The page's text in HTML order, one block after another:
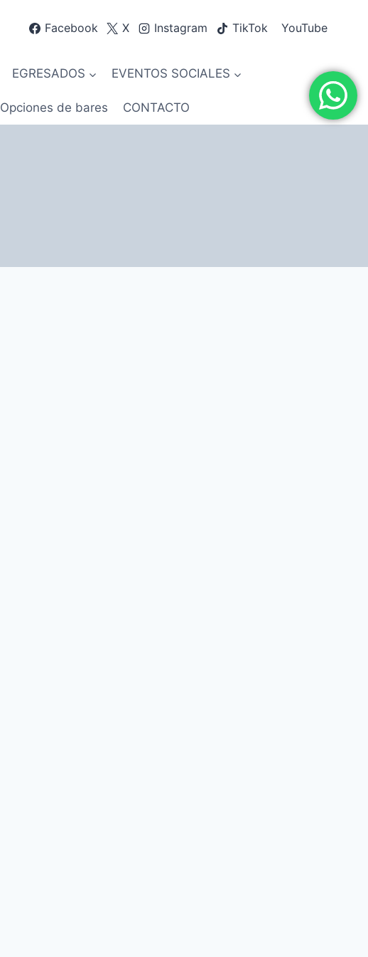
Facebook X Instagram TikTok YouTube
EGRESADOS EVENTOS SOCIALES
Opciones de bares CONTACTO